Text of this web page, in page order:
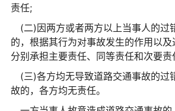
责任;
(二)因两方或者两方以上当事人的过
的，根据其行为对事故发生的作用以及
分别承担主要责任、同等责任和次要责
(三)各方均无导致道路交通事故的过
故的，各方均无责任。